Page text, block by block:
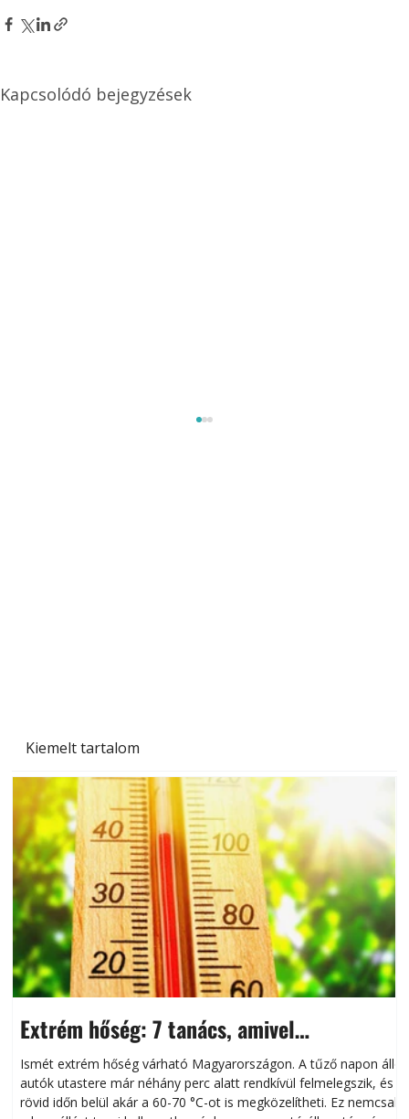
Kiemelt tartalom
Extrém hőség: 7 tanács, amivel
megóvhatjuk autónkat a nyári károktól
Ismét extrém hőség várható Magyarországon. A tűző napon álló
autók utastere már néhány perc alatt rendkívül felmelegszik, és
rövid időn belül akár a 60-70 °C-ot is megközelítheti. Ez nemcsak
Kapcsolódó bejegyzések